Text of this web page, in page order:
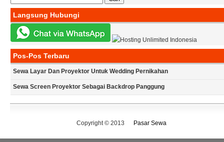
untuk:
Langsung Hubungi
Pos-Pos Terbaru
Sewa Layar Dan Proyektor Untuk Wedding Pernikahan
Sewa Screen Proyektor Sebagai Backdrop Panggung
Copyright © 2013 Pasar Sewa